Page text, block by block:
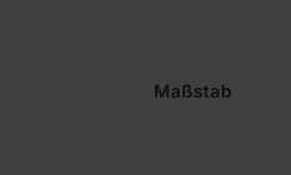
Maßstab